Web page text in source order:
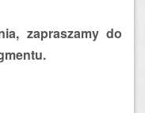
zapraszamy do